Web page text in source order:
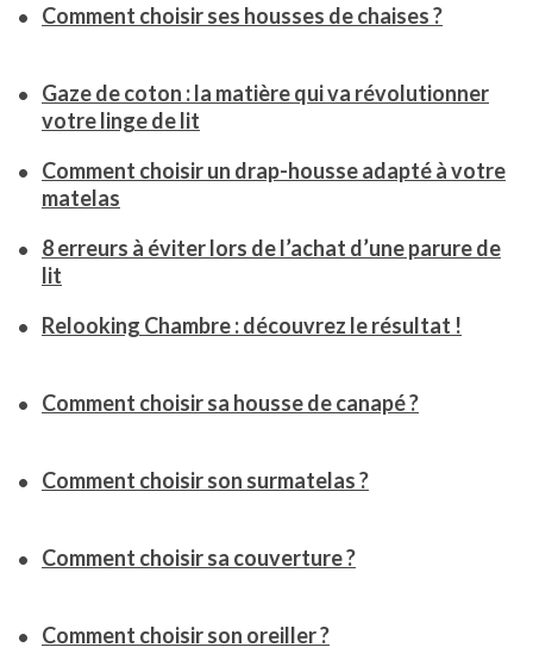
Comment choisir ses housses de chaises ?
Gaze de coton : la matière qui va révolutionner
votre linge de lit
Comment choisir un drap-housse adapté à votre
matelas
8 erreurs à éviter lors de l’achat d’une parure de
lit
Relooking Chambre : découvrez le résultat !
Comment choisir sa housse de canapé ?
Comment choisir son surmatelas ?
Comment choisir sa couverture ?
Comment choisir son oreiller ?